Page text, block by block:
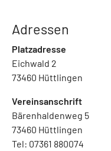
Adressen
Platzadresse
Eichwald 2
73460 Hüttlingen
Vereinsanschrift
Bärenhaldenweg 5
73460 Hüttlingen
Tel: 07361 880074